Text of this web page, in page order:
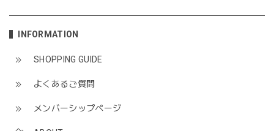
INFORMATION
SHOPPING GUIDE
よくあるご質問
メンバーシップページ